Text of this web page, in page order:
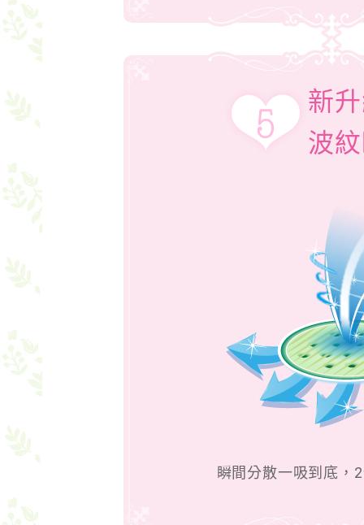
新
波
瞬間分散一吸到底，